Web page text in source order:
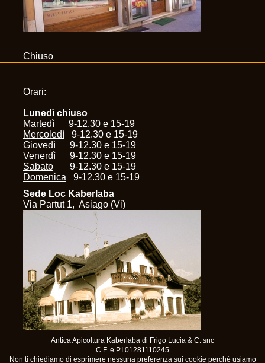
Chiuso
Orari:
Lunedì chiuso
Martedì 9-12.30 e 15-19
Mercoledì 9-12.30 e 15-19
Giovedì 9-12.30 e 15-19
Venerdì 9-12.30 e 15-19
Sabato 9-12.30 e 15-19
Domenica 9-12.30 e 15-19
Sede Loc Kaberlaba
Via Partut 1, Asiago (Vi)
Antica Apicoltura Kaberlaba di Frigo Lucia & C. snc
C.F. e P.I.01281110245
Non ti chiediamo di esprimere nessuna preferenza sui cookie perché usiamo